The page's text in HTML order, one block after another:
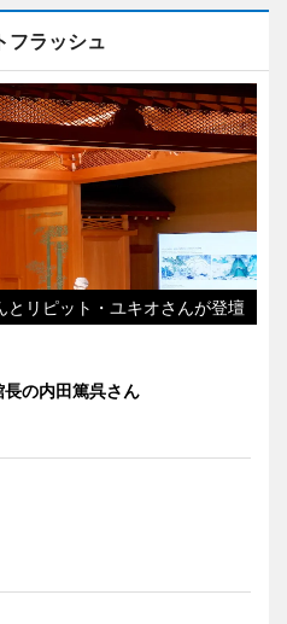
フラッシュ
とリピット・ユキオさんが登壇
の内田篤呉さん